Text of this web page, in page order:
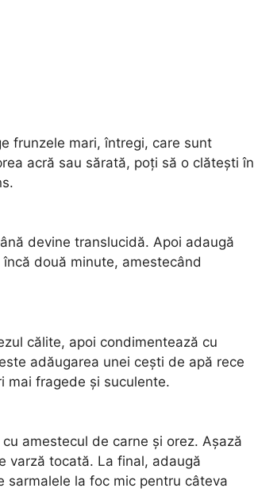
frunzele mari, întregi, care sunt
acră sau sărată, poți să o clătești în
devine translucidă. Apoi adaugă
două minute, amestecând
călite, apoi condimentează cu
adăugarea unei cești de apă rece
mai fragede și suculente.
amestecul de carne și orez. Așază
varză tocată. La final, adaugă
la foc mic pentru câteva